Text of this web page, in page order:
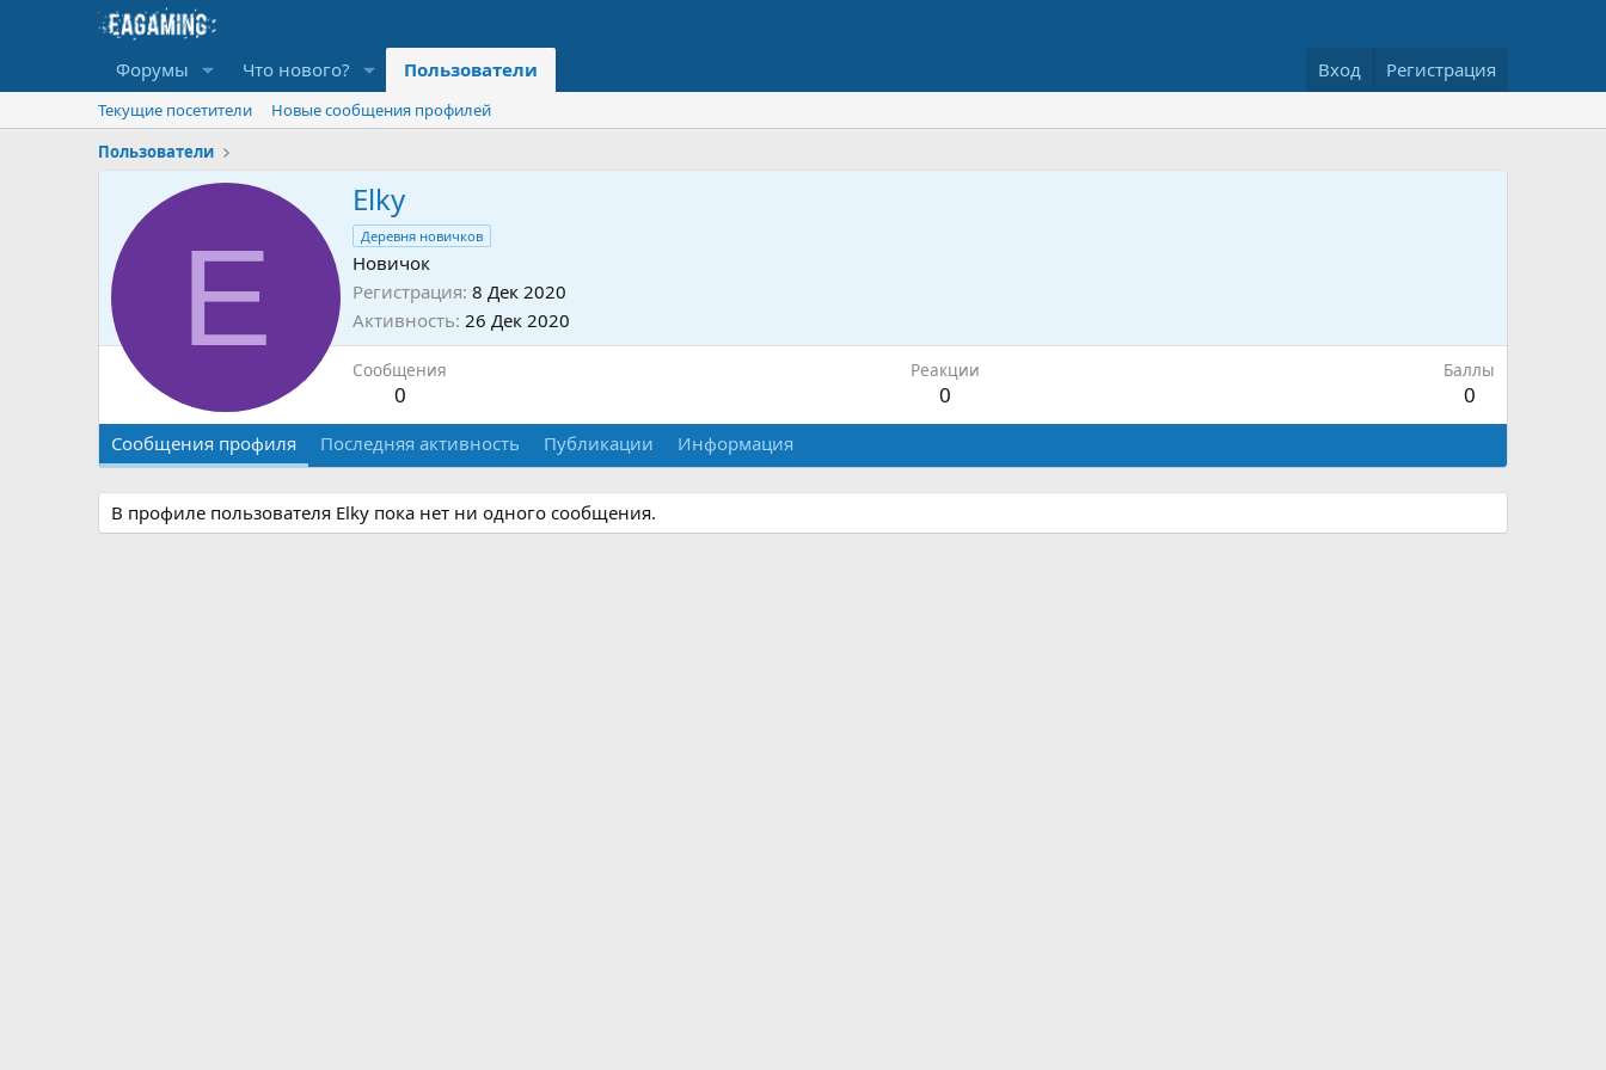
Форумы Что нового? Пользователи Вход Регистрация
Текущие посетители
Новые сообщения профилей
Пользователи
E
Elky
Деревня новичков
Новичок
Регистрация 8 Дек 2020
Активность 26 Дек 2020
Сообщения
0
Реакции
0
Баллы
0
Сообщения профиля Последняя активность Публикации Информация
В профиле пользователя Elky пока нет ни одного сообщения.